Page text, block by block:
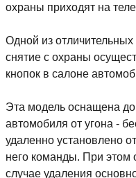
охраны приходят на
Одной из отличительных
снятие с охраны
кнопок в салоне
Эта модель оснащена
автомобиля от угона -
удаленно установлено
него команды. При этом
случае удаления